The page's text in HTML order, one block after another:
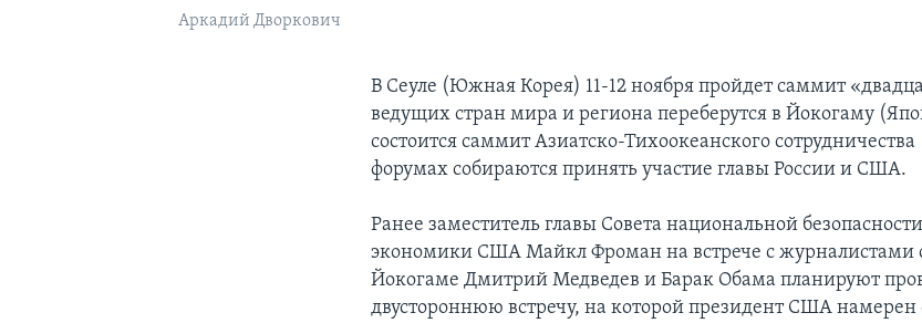
Аркадий Дворкович
В Сеуле (Южная Корея) 11-12 ноября пройдет саммит
ведущих стран мира и региона переберутся в Йокогаму
состоится саммит Азиатско-Тихоокеанского
форумах собираются принять участие главы России и США.
Ранее заместитель главы Совета национальной
экономики США Майкл Фроман на встрече с журналистами
Йокогаме Дмитрий Медведев и Барак Обама планируют
двустороннюю встречу, на которой президент США намерен